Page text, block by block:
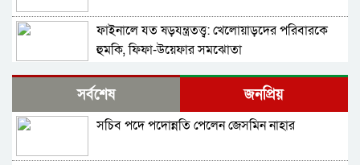
ফাইনালে যত ষড়যন্ত্রতত্ত্ব: খেলোয়াড়দের পরিবারকে
হুমকি, ফিফা-উয়েফার সমঝোতা
বিশ্বকাপের ফাইনালে হেরে ভেঙে পড়া মেসিকে স্ত্রীর
বার্তা
থিয়াগো মেসিতে স্বপ্ন আর্জেন্টিনার
সর্বশেষ জনপ্রিয়
সচিব পদে পদোন্নতি পেলেন জেসমিন নাহার